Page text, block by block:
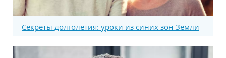
Секреты долголетия: уроки из синих зон Земли